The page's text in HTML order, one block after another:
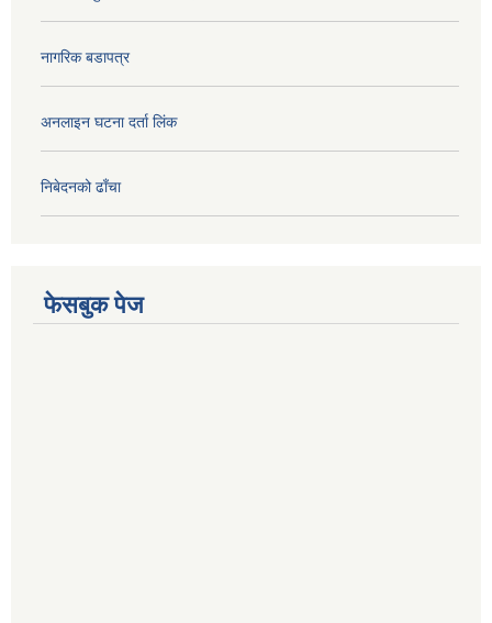
नागरिक बडापत्र
अनलाइन घटना दर्ता लिंक
निबेदनको ढाँचा
फेसबुक पेज